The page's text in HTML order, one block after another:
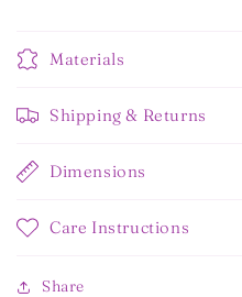
Materials
Shipping & Returns
Dimensions
Care Instructions
Share